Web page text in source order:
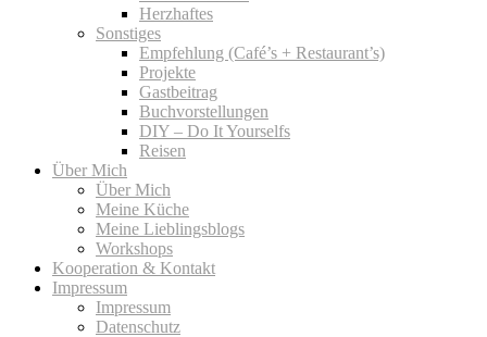
Herzhaftes
Sonstiges
Empfehlung (Café’s + Restaurant’s)
Projekte
Gastbeitrag
Buchvorstellungen
DIY – Do It Yourselfs
Reisen
Über Mich
Über Mich
Meine Küche
Meine Lieblingsblogs
Workshops
Kooperation & Kontakt
Impressum
Impressum
Datenschutz